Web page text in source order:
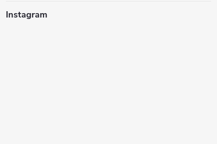
Instagram